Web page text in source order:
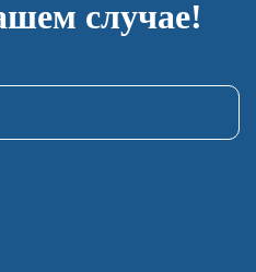
случае!